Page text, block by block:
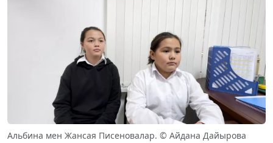
Альбина мен Жансая Писеновалар. © Айдана Дайырова